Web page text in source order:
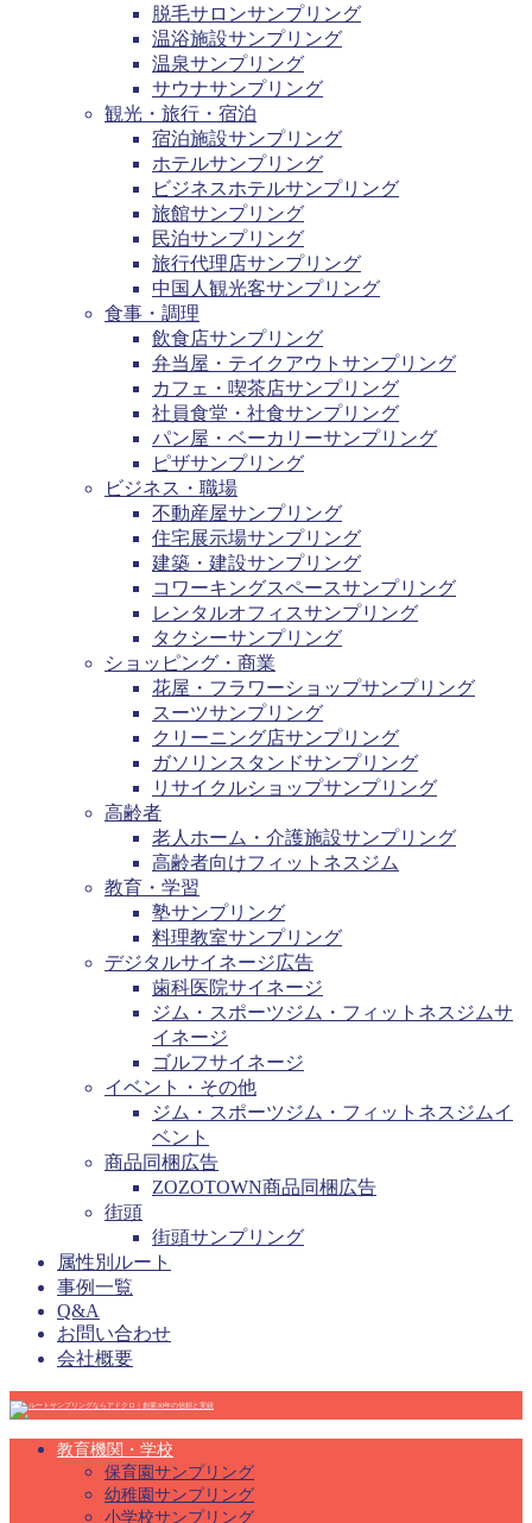
脱毛サロンサンプリング
温浴施設サンプリング
温泉サンプリング
サウナサンプリング
観光・旅行・宿泊
宿泊施設サンプリング
ホテルサンプリング
ビジネスホテルサンプリング
旅館サンプリング
民泊サンプリング
旅行代理店サンプリング
中国人観光客サンプリング
食事・調理
飲食店サンプリング
弁当屋・テイクアウトサンプリング
カフェ・喫茶店サンプリング
社員食堂・社食サンプリング
パン屋・ベーカリーサンプリング
ピザサンプリング
ビジネス・職場
不動産屋サンプリング
住宅展示場サンプリング
建築・建設サンプリング
コワーキングスペースサンプリング
レンタルオフィスサンプリング
タクシーサンプリング
ショッピング・商業
花屋・フラワーショップサンプリング
スーツサンプリング
クリーニング店サンプリング
ガソリンスタンドサンプリング
リサイクルショップサンプリング
高齢者
老人ホーム・介護施設サンプリング
高齢者向けフィットネスジム
教育・学習
塾サンプリング
料理教室サンプリング
デジタルサイネージ広告
歯科医院サイネージ
ジム・スポーツジム・フィットネスジムサ
イネージ
ゴルフサイネージ
イベント・その他
ジム・スポーツジム・フィットネスジムイ
ベント
商品同梱広告
ZOZOTOWN商品同梱広告
街頭
街頭サンプリング
属性別ルート
事例一覧
Q&A
お問い合わせ
会社概要
教育機関・学校
保育園サンプリング
幼稚園サンプリング
小学校サンプリング